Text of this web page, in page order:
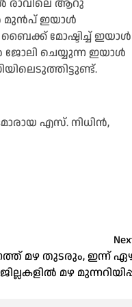
രാവിലെ ആറു
മുൻപ് ഇയാൾ
ബൈക്ക് മോഷ്ടിച്ച് ഇയാൾ
ചെയ്യുന്ന ഇയാൾ
എസ്. നിധിൻ,
മഴ തുടരും, ഇന്ന്
ജില്ലകളില്‍ മഴ